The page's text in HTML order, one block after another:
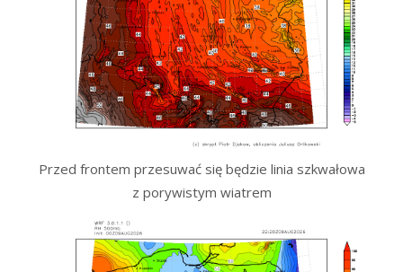
Przed frontem przesuwać się będzie linia szkwałowa
z porywistym wiatrem